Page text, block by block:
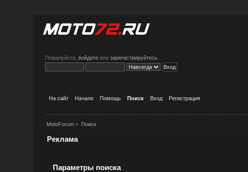
Пожалуйста,войдите илизарегистрируйтесь
На сайт Начало Помощь Поиск Вход Регистрация
MotoForum» Поиск
Реклама
Параметры поиска